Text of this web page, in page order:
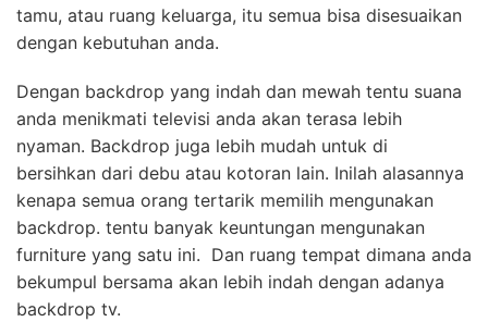
tamu, atau ruang keluarga, itu semua bisa disesuaikan
dengan kebutuhan anda.
Dengan backdrop yang indah dan mewah tentu suana
anda menikmati televisi anda akan terasa lebih
nyaman. Backdrop juga lebih mudah untuk di
bersihkan dari debu atau kotoran lain. Inilah alasannya
kenapa semua orang tertarik memilih mengunakan
backdrop. tentu banyak keuntungan mengunakan
furniture yang satu ini. Dan ruang tempat dimana anda
bekumpul bersama akan lebih indah dengan adanya
backdrop tv.